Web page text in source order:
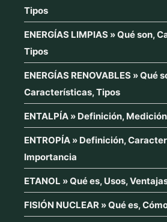
Tipos
ENERGÍAS LIMPIAS » Qué son,
Tipos
ENERGÍAS RENOVABLES » Qué
Características, Tipos
ENTALPÍA » Definición,
ENTROPÍA » Definición,
Importancia
ETANOL » Qué es, Usos,
FISIÓN NUCLEAR » Qué es,